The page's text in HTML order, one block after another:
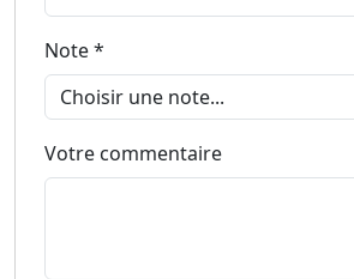
Note *
Votre commentaire